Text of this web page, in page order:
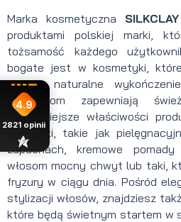
Marka kosmetyczna SILKCLAY
produktami polskiej marki,
tożsamość każdego
bogate jest w kosmetyki,
chwyt, naturalne
składnikom zapewniają
najważniejsze właściwości
specyfiki, takie jak
zapachach, kremowe
włosom mocny chwyt lub taki,
fryzury w ciągu dnia. Pośród
stylizacji włosów, znajdziesz
które będą świetnym startem w
4.9
2821 opinii